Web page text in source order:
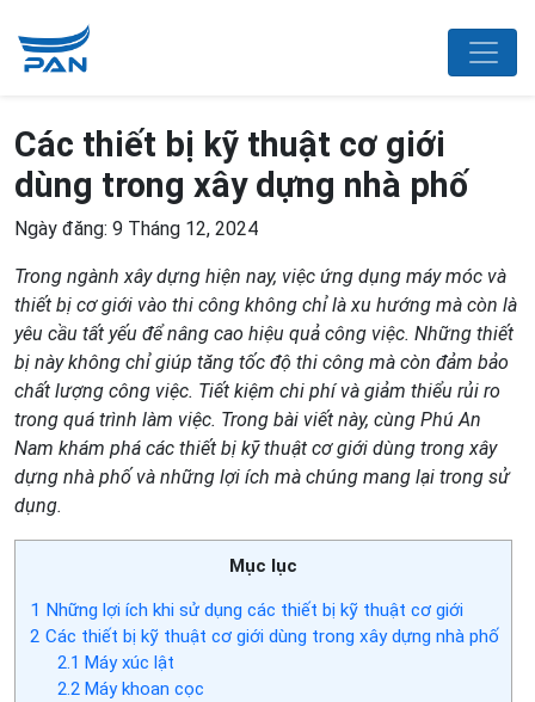
Các thiết bị kỹ thuật cơ giới
dùng trong xây dựng nhà phố
Ngày đăng: 9 Tháng 12, 2024
Trong ngành xây dựng hiện nay, việc ứng dụng máy móc và
thiết bị cơ giới vào thi công không chỉ là xu hướng mà còn là
yêu cầu tất yếu để nâng cao hiệu quả công việc. Những thiết
bị này không chỉ giúp tăng tốc độ thi công mà còn đảm bảo
chất lượng công việc. Tiết kiệm chi phí và giảm thiểu rủi ro
trong quá trình làm việc. Trong bài viết này, cùng Phú An
Nam khám phá các thiết bị kỹ thuật cơ giới dùng trong xây
dựng nhà phố và những lợi ích mà chúng mang lại trong sử
dụng.
Mục lục
1 Những lợi ích khi sử dụng các thiết bị kỹ thuật cơ giới
2 Các thiết bị kỹ thuật cơ giới dùng trong xây dựng nhà phố
2.1 Máy xúc lật
2.2Máy khoan cọc